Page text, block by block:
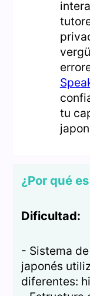
tu
¿Por qué
Dificultad:
- Sistema
japonés
diferentes: